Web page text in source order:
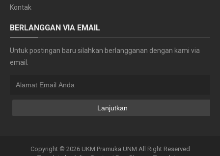
Kontak
BERLANGGAN VIA EMAIL
Untuk postingan baru silahkan berlangganan dengan kami via
email.
Copyright © 2026 UKM Pramuka UNM All Right Reserved